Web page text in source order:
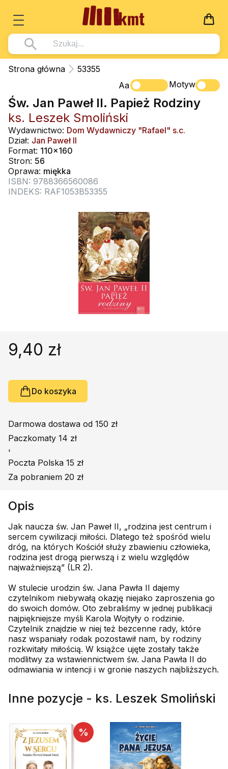
Książki
Wszystko z kategorii - Książki
Pismo Święte
Kościół Katolicki
Duszpasterstwo
Teologia
Życie chrześcijańskie
Duchowość
Książki obcojęzyczne
Poradniki, leksykony...
Podręczniki szkolne
Promocja
Wszystko z kategorii - Multimedia
DVD
CD-ROM
Muzyka
Rekolekcje i inne na CD
Śpiew i modlitwa
Muzyka klasyczna
Dla Dzieci
Wszystko z kategorii - Dla Dzieci
Literatura (D)
Płyty, DVD (D)
Podręczniki i pomoce dydaktyczne
Podręczniki
Wszystko z kategorii - Podręczniki
Podręczniki i pomoce dydaktyczne
Zabawa i Nauka
Nowości
Zaloguj się
Strona główna
53355
Aa
Motyw
Św. Jan Paweł II. Papież Rodziny
ks. Leszek Smoliński
Wydawnictwo: Dom Wydawniczy "Rafael" s.c.
Dział: Jan Paweł II
Format: 110x160
Stron: 56
Oprawa: miękka
ISBN: 9788366560086
INDEKS: RAF1053B53355
9,40 zł
Do koszyka
Darmowa dostawa od 150 zł
Paczkomaty 14 zł
'
Poczta Polska 15 zł
Za pobraniem 20 zł
Opis
Jak naucza św. Jan Paweł II, „rodzina jest centrum i
sercem cywilizacji miłości. Dlatego też spośród wielu
dróg, na których Kościół służy zbawieniu człowieka,
rodzina jest drogą pierwszą i z wielu względów
najważniejszą” (LR 2).
W stulecie urodzin św. Jana Pawła II dajemy
czytelnikom niebywałą okazję niejako zaproszenia go
do swoich domów. Oto zebraliśmy w jednej publikacji
najpiękniejsze myśli Karola Wojtyły o rodzinie.
Czytelnik znajdzie w niej też bezcenne rady, które
nasz wspaniały rodak pozostawił nam, by rodziny
rozkwitały miłością. W książce ujęte zostały także
modlitwy za wstawiennictwem św. Jana Pawła II do
odmawiania w intencji i w gronie naszych najbliższych.
Inne pozycje - ks. Leszek Smoliński
%